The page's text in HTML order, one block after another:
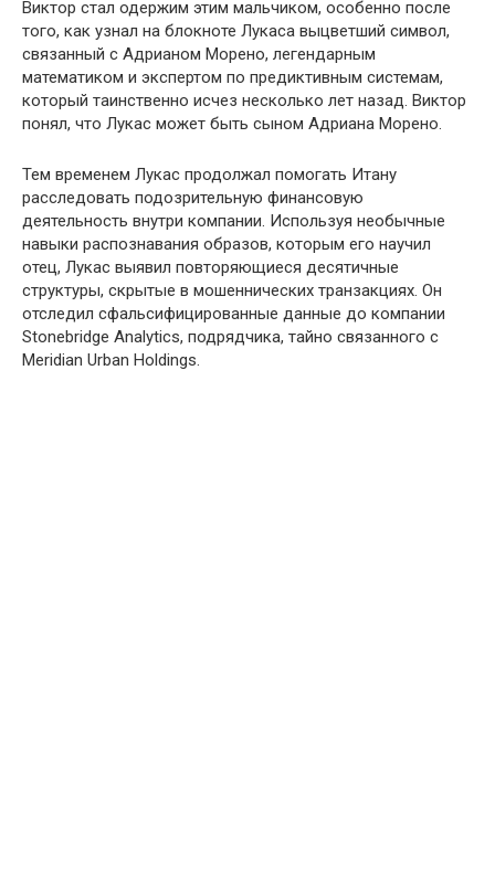
Виктор стал одержим этим мальчиком, особенно после
того, как узнал на блокноте Лукаса выцветший символ,
связанный с Адрианом Морено, легендарным
математиком и экспертом по предиктивным системам,
который таинственно исчез несколько лет назад. Виктор
понял, что Лукас может быть сыном Адриана Морено.
Тем временем Лукас продолжал помогать Итану
расследовать подозрительную финансовую
деятельность внутри компании. Используя необычные
навыки распознавания образов, которым его научил
отец, Лукас выявил повторяющиеся десятичные
структуры, скрытые в мошеннических транзакциях. Он
отследил сфальсифицированные данные до компании
Stonebridge Analytics, подрядчика, тайно связанного с
Meridian Urban Holdings.